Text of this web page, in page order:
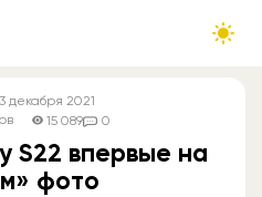
декабря 2021
15 089 0
S22 впервые на
фото